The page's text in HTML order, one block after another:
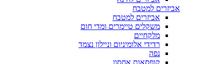
אביזרים למטבח
אביזרים למטבח
משקלים טיימרים ומדי חום
מלקחיים
רדידי אלומיניום וניילון נצמד
נפה